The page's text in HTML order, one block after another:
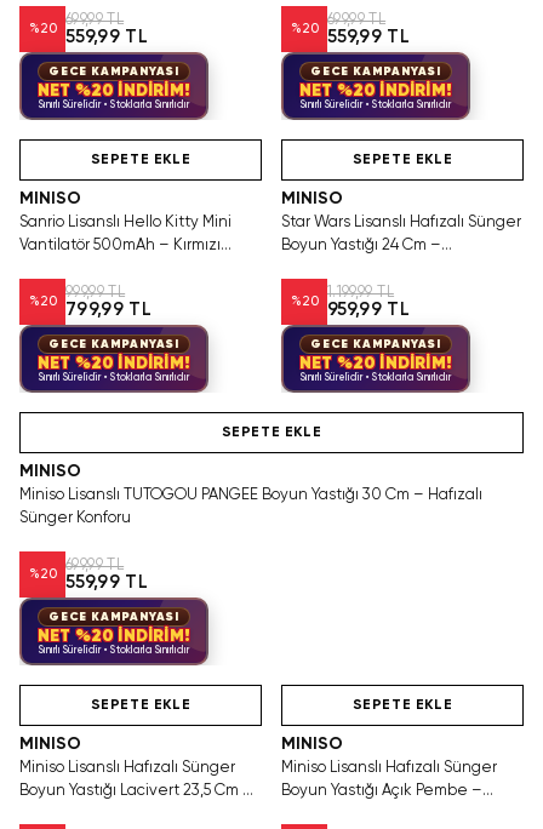
%20
699,99 TL
559,99 TL
GECE KAMPANYASI
NET %20 İNDİRİM!
Sınırlı Sürelidir • Stoklarla Sınırlıdır
%20
699,99 TL
559,99 TL
GECE KAMPANYASI
NET %20 İNDİRİM!
Sınırlı Sürelidir • Stoklarla Sınırlıdır
SEPETE EKLE
MINISO
Sanrio Lisanslı Hello Kitty Mini
Vantilatör 500mAh – Kırmızı
%20
999,99 TL
799,99 TL
GECE KAMPANYASI
NET %20 İNDİRİM!
Sınırlı Sürelidir • Stoklarla Sınırlıdır
SEPETE EKLE
MINISO
Star Wars Lisanslı Hafızalı Sünger
Boyun Yastığı 24 Cm –
%20
1.199,99 TL
959,99 TL
GECE KAMPANYASI
NET %20 İNDİRİM!
Sınırlı Sürelidir • Stoklarla Sınırlıdır
SEPETE EKLE
MINISO
Miniso Lisanslı TUTOGOU PANGEE Boyun Yastığı 30 Cm – Hafızalı
Sünger Konforu
%20
699,99 TL
559,99 TL
GECE KAMPANYASI
NET %20 İNDİRİM!
Sınırlı Sürelidir • Stoklarla Sınırlıdır
SEPETE EKLE
MINISO
Miniso Lisanslı Hafızalı Sünger
Boyun Yastığı Lacivert 23,5 Cm –
SEPETE EKLE
MINISO
Miniso Lisanslı Hafızalı Sünger
Boyun Yastığı Açık Pembe –